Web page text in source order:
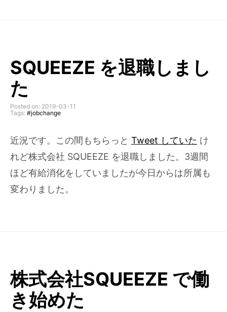
SQUEEZE を退職しまし
た
Posted on: 2019-03-11
Tags: #jobchange
近況です。この間もちらっと Tweet していた け
れど株式会社 SQUEEZE を退職しました。3週間
ほど有給消化をしていましたが今日からは所属も
変わりました。
株式会社SQUEEZE で働
き始めた